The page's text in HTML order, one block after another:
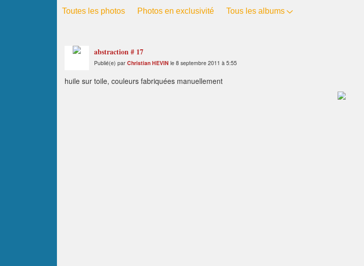
Toutes les photos Photos en exclusivité Tous les albums
abstraction # 17
Publié(e) par Christian HEVIN le 8 septembre 2011 à 5:55
huile sur toile, couleurs fabriquées manuellement